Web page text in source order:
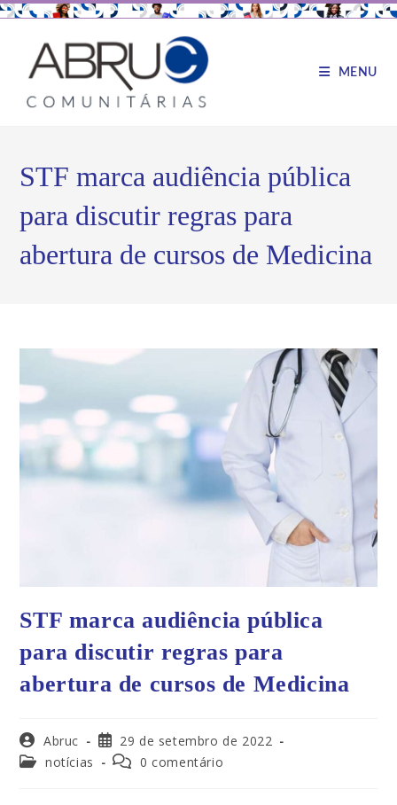
MENU
STF marca audiência pública
para discutir regras para
abertura de cursos de Medicina
STF marca audiência pública
para discutir regras para
abertura de cursos de Medicina
Abruc
29 de setembro de 2022
notícias
0 comentário